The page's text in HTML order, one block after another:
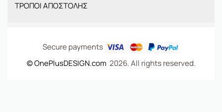
ΤΣΑΝΤΕΣ
ΤΡΟΠΟΙ ΑΠΟΣΤΟΛΗΣ
Secure payments
© OnePlusDESIGN.com 2026. All rights reserved.